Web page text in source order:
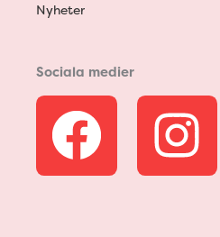
Nyheter
Sociala medier
F
a
I
n